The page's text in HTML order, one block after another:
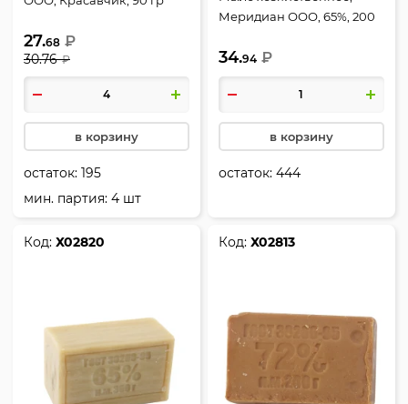
27.68 ₽
30.76 ₽
в корзину
остаток:195
мин. партия: 4 шт
Меридиан ООО, 65%, 200
34.94 ₽
в корзину
остаток:444
Код:Х02820 Код:Х02813